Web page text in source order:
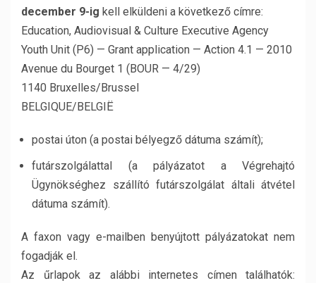
december 9-ig kell elküldeni a következő címre:
Education, Audiovisual & Culture Executive Agency
Youth Unit (P6) — Grant application — Action 4.1 — 2010
Avenue du Bourget 1 (BOUR — 4/29)
1140 Bruxelles/Brussel
BELGIQUE/BELGIË
postai úton (a postai bélyegző dátuma számít);
futárszolgálattal (a pályázatot a Végrehajtó
Ügynökséghez szállító futárszolgálat általi átvétel
dátuma számít).
A faxon vagy e-mailben benyújtott pályázatokat nem
fogadják el.
Az űrlapok az alábbi internetes címen találhatók: